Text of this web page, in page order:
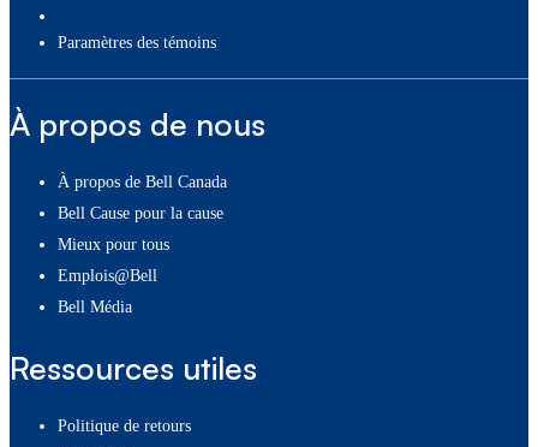
paramètres des témoins
À propos de nous
À propos de Bell Canada
Bell Cause pour la cause
Mieux pour tous
Emplois@Bell
Bell Média
Ressources utiles
Politique de retours